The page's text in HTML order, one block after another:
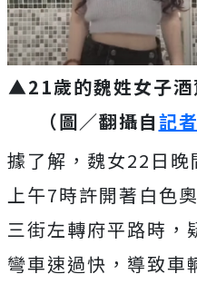
▲21歲的魏姓女子酒
（圖／翻攝自記
據了解，魏女22日
上午7時許開著白色
三街左轉府平路時，
彎車速過快，導致車